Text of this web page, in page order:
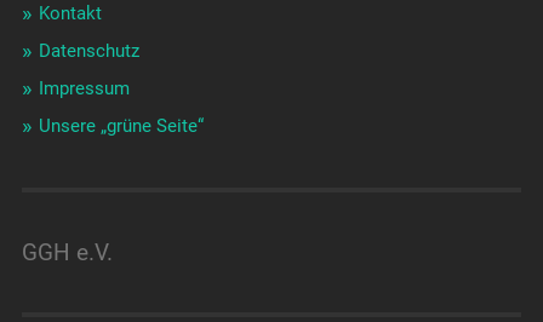
Kontakt
Datenschutz
Impressum
Unsere „grüne Seite“
GGH e.V.